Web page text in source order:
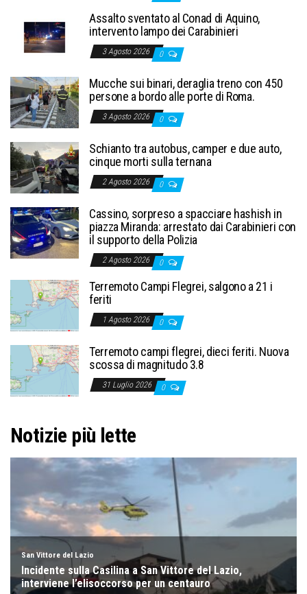
Assalto sventato al Conad di Aquino,
intervento lampo dei Carabinieri
3 Agosto 2026 0
Mucche sui binari, deraglia treno con 450
persone a bordo alle porte di Roma.
3 Agosto 2026 0
Schianto tra autobus, camper e due auto,
cinque morti sulla ternana
2 Agosto 2026 0
Cassino, sorpreso a spacciare hashish in
piazza Miranda: arrestato dai Carabinieri con
il supporto della Polizia
2 Agosto 2026 0
Terremoto Campi Flegrei, salgono a 21 i
feriti
1 Agosto 2026 0
Terremoto campi flegrei, dieci feriti. Nuova
scossa di magnitudo 3.8
31 Luglio 2026 0
Notizie più lette